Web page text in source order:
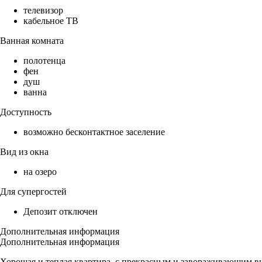
телевизор
кабельное ТВ
Ванная комната
полотенца
фен
душ
ванна
Доступность
возможно бесконтактное заселение
Вид из окна
на озеро
Для супергостей
Депозит отключен
Дополнительная информация
Дополнительная информация